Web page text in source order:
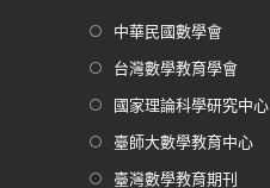
中華民國數學會
台灣數學教育學會
國家理論科學研究中心
臺師大數學教育中心
臺灣數學教育期刊